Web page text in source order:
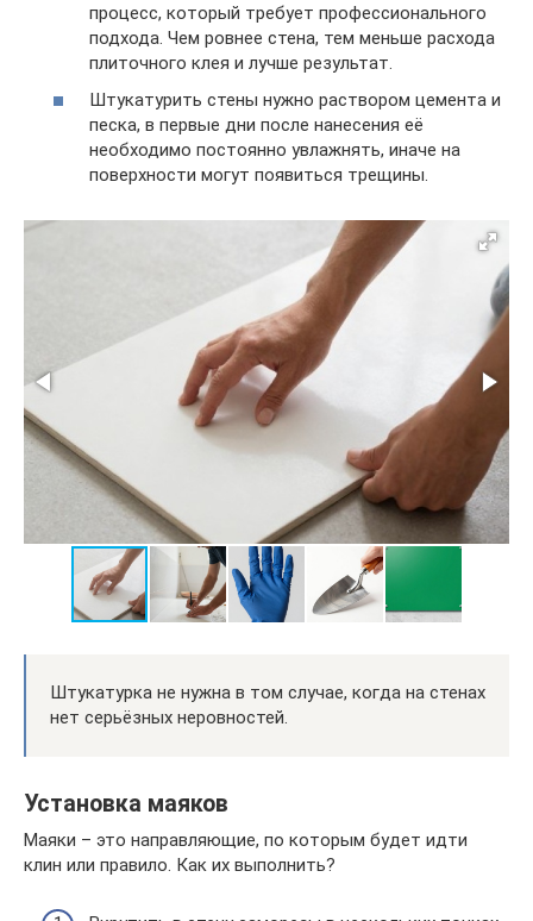
процесс, который требует профессионального
подхода. Чем ровнее стена, тем меньше расхода
плиточного клея и лучше результат.
Штукатурить стены нужно раствором цемента и
песка, в первые дни после нанесения её
необходимо постоянно увлажнять, иначе на
поверхности могут появиться трещины.
Штукатурка не нужна в том случае, когда на стенах
нет серьёзных неровностей.
Установка маяков
Маяки – это направляющие, по которым будет идти
клин или правило. Как их выполнить?